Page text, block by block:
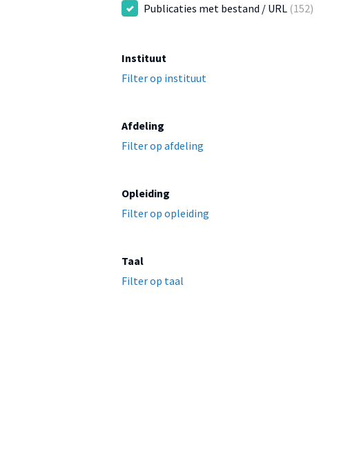
Publicaties met bestand / URL (152)
Instituut
Filter op instituut
Afdeling
Filter op afdeling
Opleiding
Filter op opleiding
Taal
Filter op taal